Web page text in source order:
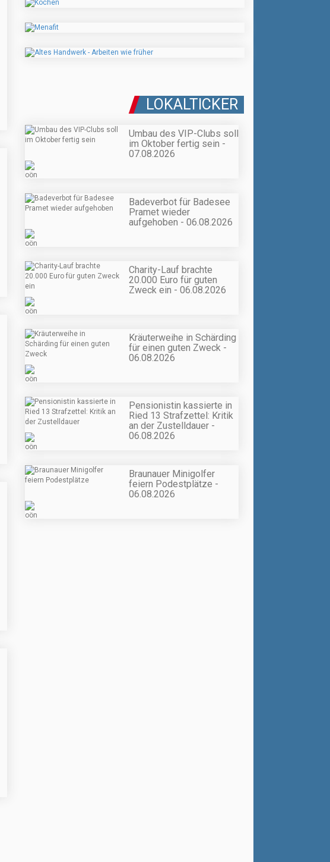
LOKALTICKER
Umbau des VIP-Clubs soll
im Oktober fertig sein -
07.08.2026
Badeverbot für Badesee
Pramet wieder
aufgehoben - 06.08.2026
Charity-Lauf brachte
20.000 Euro für guten
Zweck ein - 06.08.2026
Kräuterweihe in Schärding
für einen guten Zweck -
06.08.2026
Pensionistin kassierte in
Ried 13 Strafzettel: Kritik
an der Zustelldauer -
06.08.2026
Braunauer Minigolfer
feiern Podestplätze -
06.08.2026